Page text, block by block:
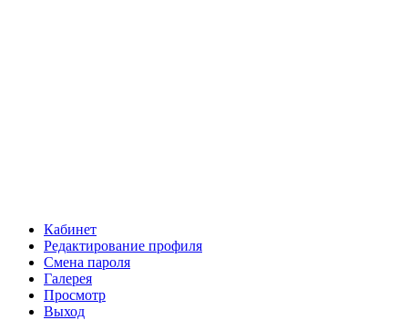
Кабинет
Редактирование профиля
Смена пароля
Галерея
Просмотр
Выход